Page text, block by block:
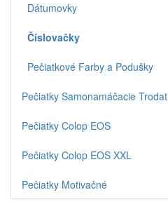
Dátumovky
Číslovačky
Pečiatkové Farby a Podušky
Pečiatky Samonamáčacie Trodat
Pečiatky Colop EOS
Pečiatky Colop EOS XXL
Pečiatky Motivačné